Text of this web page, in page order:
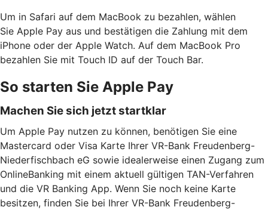
Um in Safari auf dem MacBook zu bezahlen, wählen
Sie Apple Pay aus und bestätigen die Zahlung mit dem
iPhone oder der Apple Watch. Auf dem MacBook Pro
bezahlen Sie mit Touch ID auf der Touch Bar.
So starten Sie Apple Pay
Machen Sie sich jetzt startklar
Um Apple Pay nutzen zu können, benötigen Sie eine
Mastercard oder Visa Karte Ihrer VR-Bank Freudenberg-
Niederfischbach eG sowie idealerweise einen Zugang zum
OnlineBanking mit einem aktuell gültigen TAN-Verfahren
und die VR Banking App. Wenn Sie noch keine Karte
besitzen, finden Sie bei Ihrer VR-Bank Freudenberg-